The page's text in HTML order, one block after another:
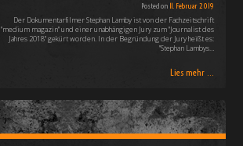
Posted on 11. Februar 2019
Der Dokumentarfilmer Stephan Lamby ist von der Fachzeitschrift
"medium magazin" und einer unabhängigen Jury zum "Journalist des
Jahres 2018" gekürt worden. In der Begründung der Jury heißt es:
"Stephan Lambys…
Lies mehr ...